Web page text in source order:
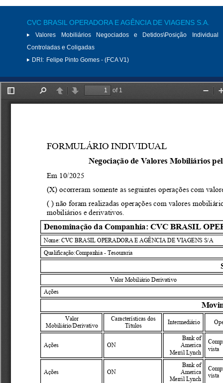
CVC BRASIL OPERADORA E AGÊNCIA DE VIAGENS S.A.
Valores Mobiliários Negociados e Detidos\Posição
Controladas e Coligadas
DRI: Felipe Pinto Gomes - (FCA V1)